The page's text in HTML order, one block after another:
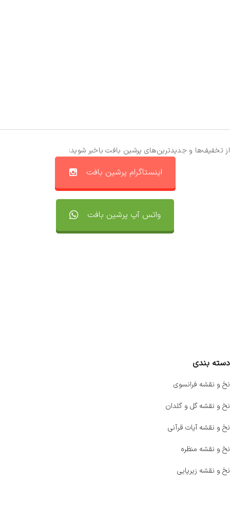
از تخفیف‌ها و جدیدترین‌های پرشین بافت باخبر شوید:
اینستاگرام پرشین بافت
واتس آپ پرشین بافت
دسته بندی
نخ و نقشه فرانسوی
نخ و نقشه گل و گلدان
نخ و نقشه آیات قرآنی
نخ و نقشه منظره
نخ و نقشه زیرپایی